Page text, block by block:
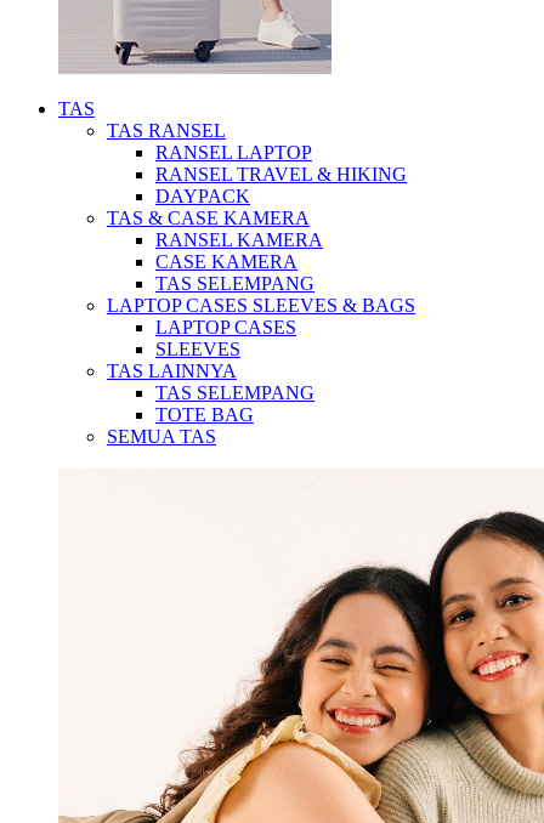
TAS
TAS RANSEL
RANSEL LAPTOP
RANSEL TRAVEL & HIKING
DAYPACK
TAS & CASE KAMERA
RANSEL KAMERA
CASE KAMERA
TAS SELEMPANG
LAPTOP CASES SLEEVES & BAGS
LAPTOP CASES
SLEEVES
TAS LAINNYA
TAS SELEMPANG
TOTE BAG
SEMUA TAS